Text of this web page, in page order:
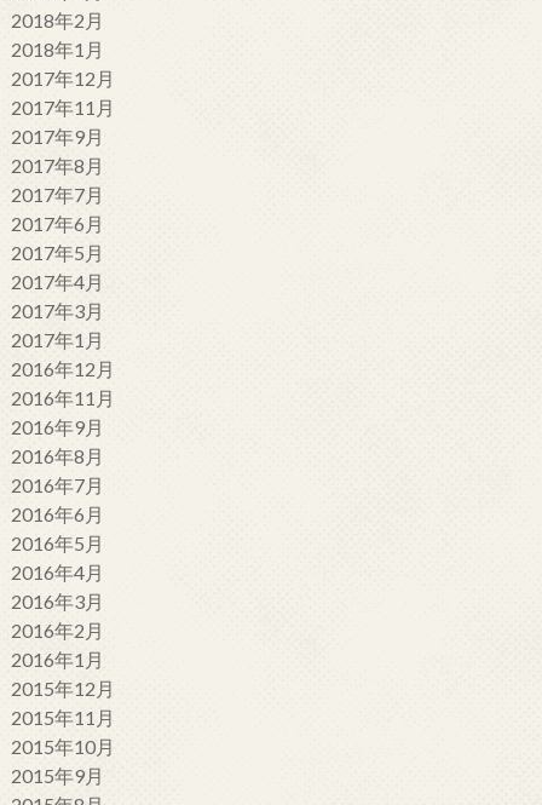
2018年2月
2018年1月
2017年12月
2017年11月
2017年9月
2017年8月
2017年7月
2017年6月
2017年5月
2017年4月
2017年3月
2017年1月
2016年12月
2016年11月
2016年9月
2016年8月
2016年7月
2016年6月
2016年5月
2016年4月
2016年3月
2016年2月
2016年1月
2015年12月
2015年11月
2015年10月
2015年9月